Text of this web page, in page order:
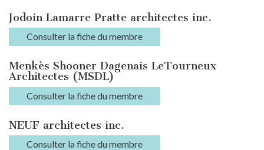
Jodoin Lamarre Pratte architectes inc.
Consulter la fiche du membre
Menkès Shooner Dagenais LeTourneux
Architectes (MSDL)
Consulter la fiche du membre
NEUF architectes inc.
Consulter la fiche du membre